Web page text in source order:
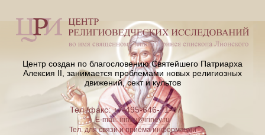
Центр создан по благословению Святейшего Патриарха
Алексия II, занимается проблемами новых религиозных
движений, сект и культов
Тел./факс: +7-495-646-71-47
E-mail:iriney@iriney.ru
Тел. для связи и приёма информации